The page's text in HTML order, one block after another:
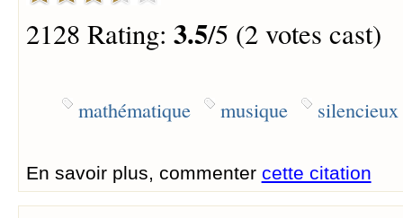
2128 Rating: 3.5/5 (2 votes cast)
mathématique musique silencieux
En savoir plus, commenter cette citation